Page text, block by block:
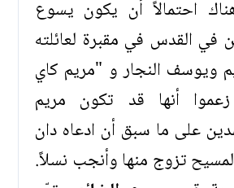
احتمالاً أن يكون يسوع
في القدس في مقبرة لعائلته
ويوسف النجار و "مريم كاي
زعموا أنها قد تكون مريم
على ما سبق أن ادعاه دان
تزوج منها وأنجب نسلاً.